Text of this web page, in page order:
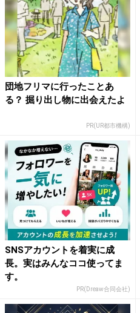
団地フリマに行ったことあ
る？ 掘り出し物に出会えたよ
PR(UR都市機構)
SNSアカウントを着実に成
長。実はみんなココ使ってま
す。
PR(Dreaw合同会社)